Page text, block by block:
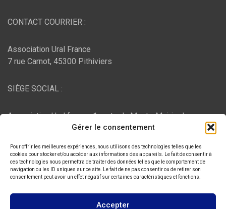
Gérer le consentement
Pour offrir les meilleures expériences, nous utilisons des technologies telles que les
cookies pour stocker et/ou accéder aux informations des appareils. Le fait de consentir à
ces technologies nous permettra de traiter des données telles que le comportement de
navigation ou les ID uniques sur ce site. Le fait de ne pas consentir ou de retirer son
consentement peut avoir un effet négatif sur certaines caractéristiques et fonctions.
Accepter
CONTACT COURRIER :
Association Ural France
7 rue Carnot, 45300 Pithiviers
SIÈGE SOCIAL :
Association Ural france, 1 route du Mont - Mairie de
Bujaleuf, 87460 Bujaleuf
HÉBERGEMENT :
, Chemin des Pardiaux, 63000 Clermont-Ferrand